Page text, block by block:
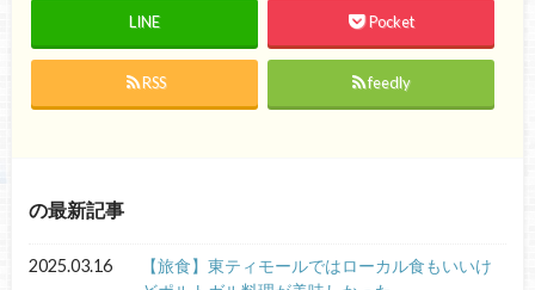
LINE Pocket
RSS feedly
の最新記事
2025.03.16
【旅食】東ティモールではローカル食もいいけ